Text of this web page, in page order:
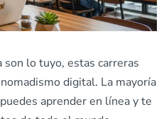
lo tuyo, estas carreras
digital. La mayoría
aprender en línea y te